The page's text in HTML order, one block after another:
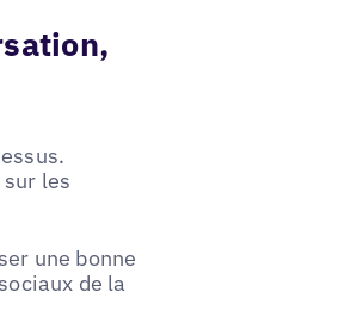
les
une bonne
de la